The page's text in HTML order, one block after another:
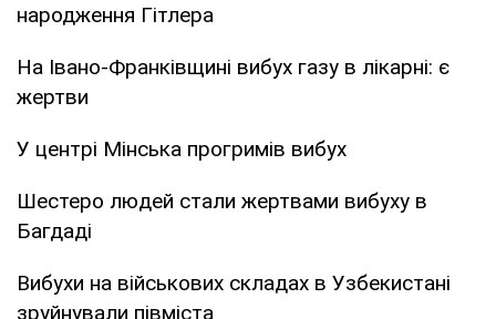
народження Гітлера
На Івано-Франківщині вибух газу в лікарні: є
жертви
У центрі Мінська прогримів вибух
Шестеро людей стали жертвами вибуху в
Багдаді
Вибухи на військових складах в Узбекистані
зруйнували півміста